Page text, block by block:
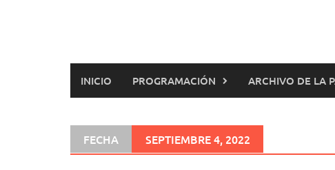
INICIO PROGRAMACIÓN ARCHIVO DE LA
FECHA SEPTIEMBRE 4, 2022